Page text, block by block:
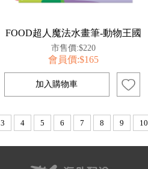
FOOD超人魔法水畫筆-動物王國
市售價:$220
會員價:$165
3 4 5 6 7 8 9 10